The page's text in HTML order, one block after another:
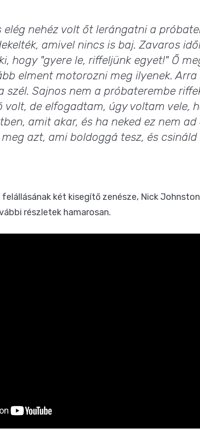
elég nehéz volt őt lerángatni a
amivel nincs is baj. Zavaros
hogy "gyere le, riffeljünk egyet!" Ő
elment motorozni meg ilyenek. Arra
szél. Sajnos nem a próbaterembe
volt, de elfogadtam, úgy voltam vele,
amit akar, és ha neked ez nem
azt, ami boldoggá tesz, és csináld
két kisegítő zenésze, Nick
részletek hamarosan.